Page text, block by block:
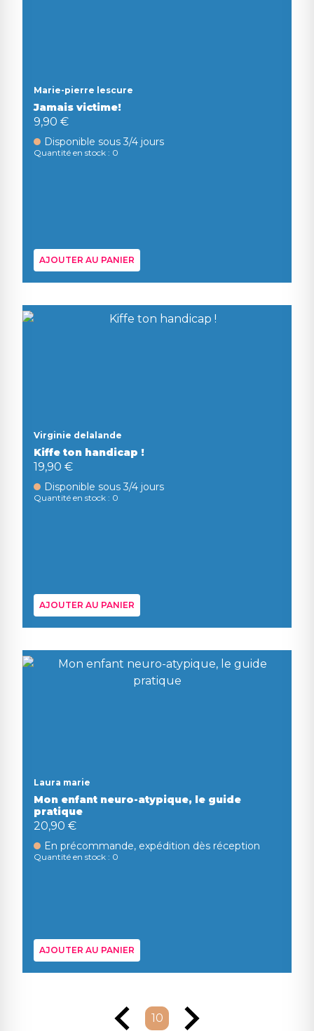
Marie-pierre lescure
Jamais victime!
9,90 €
Disponible sous 3/4 jours
Quantité en stock : 0
AJOUTER AU PANIER
Virginie delalande
Kiffe ton handicap !
19,90 €
Disponible sous 3/4 jours
Quantité en stock : 0
AJOUTER AU PANIER
Laura marie
Mon enfant neuro-atypique, le guide
pratique
20,90 €
En précommande, expédition dès réception
Quantité en stock : 0
AJOUTER AU PANIER
10